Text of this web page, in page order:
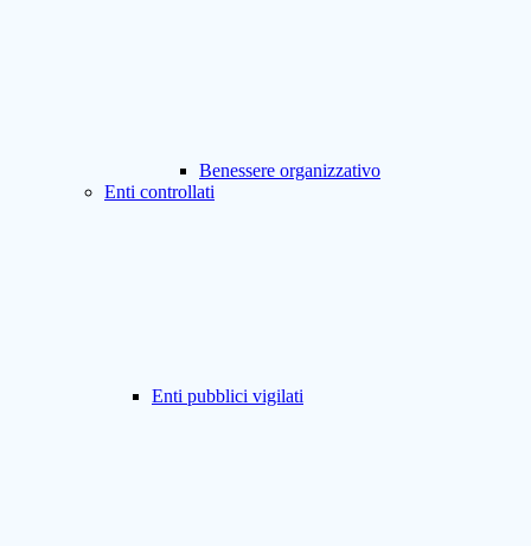
Benessere organizzativo
Enti controllati
Enti pubblici vigilati